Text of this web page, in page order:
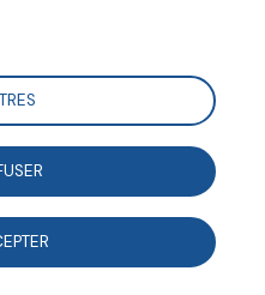
contre le chômage de
projet novateur, qui vise
au problème du
2016, le quartier